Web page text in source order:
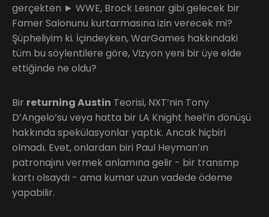
gerçekten ► WWE, Brock Lesnar gibi gelecek bir
Famer Salonunu kurtarmasına izin verecek mi?
Şüpheliyim ki. İçindeyken, WarGames hakkındaki
tüm bu söylentilere göre, Vizyon yeni bir üye elde
ettiğinde ne oldu?
Bir returning Austin Teorisi, NXT’nin Tony
D’Angelo’su veya hatta bir LA Knight heel’in dönüşü
hakkında spekülasyonlar yaptık. Ancak hiçbiri
olmadı. Evet, onlardan biri Paul Heyman’ın
patronajını vermek anlamına gelir - bir transmp
kartı olsaydı - ama kumar uzun vadede ödeme
yapabilir.